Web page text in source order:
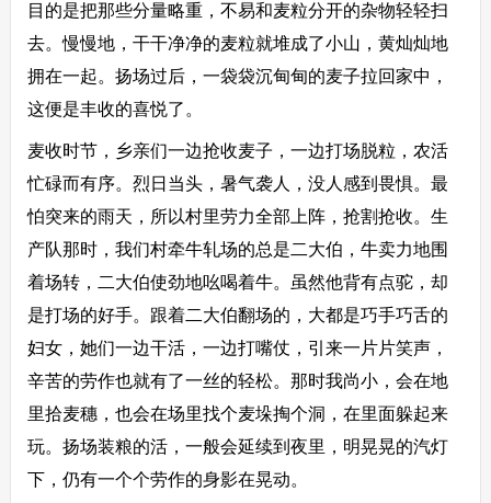
目的是把那些分量略重，不易和麦粒分开的杂物轻轻扫
去。慢慢地，干干净净的麦粒就堆成了小山，黄灿灿地
拥在一起。扬场过后，一袋袋沉甸甸的麦子拉回家中，
这便是丰收的喜悦了。
麦收时节，乡亲们一边抢收麦子，一边打场脱粒，农活
忙碌而有序。烈日当头，暑气袭人，没人感到畏惧。最
怕突来的雨天，所以村里劳力全部上阵，抢割抢收。生
产队那时，我们村牵牛轧场的总是二大伯，牛卖力地围
着场转，二大伯使劲地吆喝着牛。虽然他背有点驼，却
是打场的好手。跟着二大伯翻场的，大都是巧手巧舌的
妇女，她们一边干活，一边打嘴仗，引来一片片笑声，
辛苦的劳作也就有了一丝的轻松。那时我尚小，会在地
里拾麦穗，也会在场里找个麦垛掏个洞，在里面躲起来
玩。扬场装粮的活，一般会延续到夜里，明晃晃的汽灯
下，仍有一个个劳作的身影在晃动。